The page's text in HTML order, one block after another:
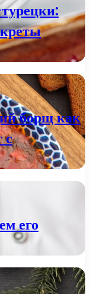
борщ как
с
его